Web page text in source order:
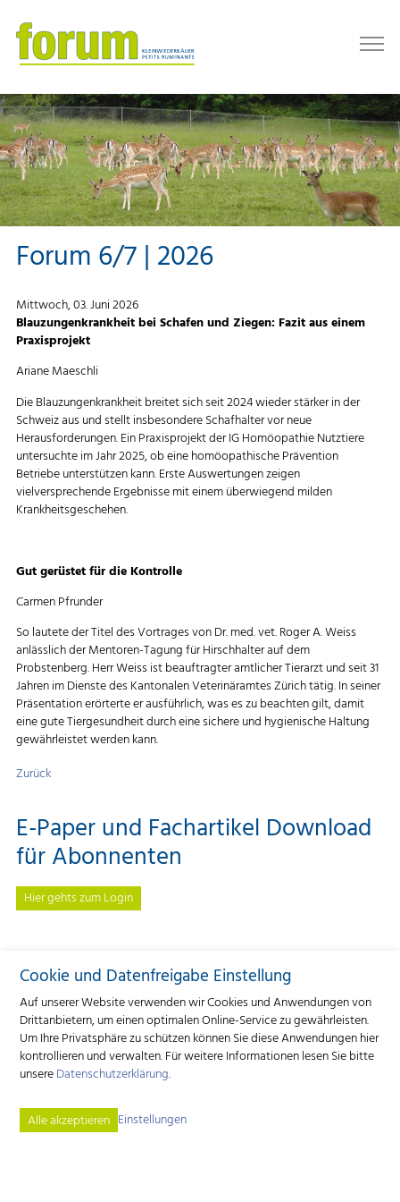
Forum 6/7 | 2026
Mittwoch, 03. Juni 2026
Blauzungenkrankheit bei Schafen und Ziegen: Fazit aus einem
Praxisprojekt
Ariane Maeschli
Die Blauzungenkrankheit breitet sich seit 2024 wieder stärker in der
Schweiz aus und stellt insbesondere Schafhalter vor neue
Herausforderungen. Ein Praxisprojekt der IG Homöopathie Nutztiere
untersuchte im Jahr 2025, ob eine homöopathische Prävention
Betriebe unterstützen kann. Erste Auswertungen zeigen
vielversprechende Ergebnisse mit einem überwiegend milden
Krankheitsgeschehen.
Gut gerüstet für die Kontrolle
Carmen Pfrunder
So lautete der Titel des Vortrages von Dr. med. vet. Roger A. Weiss
anlässlich der Mentoren-Tagung für Hirschhalter auf dem
Probstenberg. Herr Weiss ist beauftragter amtlicher Tierarzt und seit 31
Jahren im Dienste des Kantonalen Veterinäramtes Zürich tätig. In seiner
Präsentation erörterte er ausführlich, was es zu beachten gilt, damit
eine gute Tiergesundheit durch eine sichere und hygienische Haltung
gewährleistet werden kann.
Zurück
E-Paper und Fachartikel Download
für Abonnenten
Hier gehts zum Login
Cookie und Datenfreigabe Einstellung
Auf unserer Website verwenden wir Cookies und Anwendungen von
Drittanbietern, um einen optimalen Online-Service zu gewährleisten.
Um Ihre Privatsphäre zu schützen können Sie diese Anwendungen hier
kontrollieren und verwalten.Für weitere Informationen lesen Sie bitte
unsereDatenschutzerklärung.
Alle akzeptieren Einstellungen